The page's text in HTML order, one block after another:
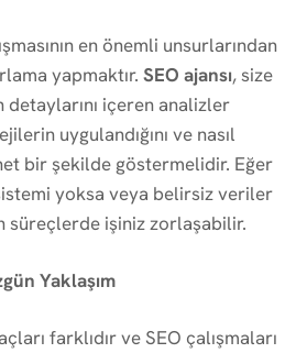
en önemli unsurlarından
yapmaktır. SEO ajansı, size
detaylarını içeren analizler
uygulandığını ve nasıl
net bir şekilde göstermelidir. Eğer
yoksa veya belirsiz veriler
süreçlerde işiniz zorlaşabilir.
Yaklaşım
farklıdır ve SEO çalışmaları